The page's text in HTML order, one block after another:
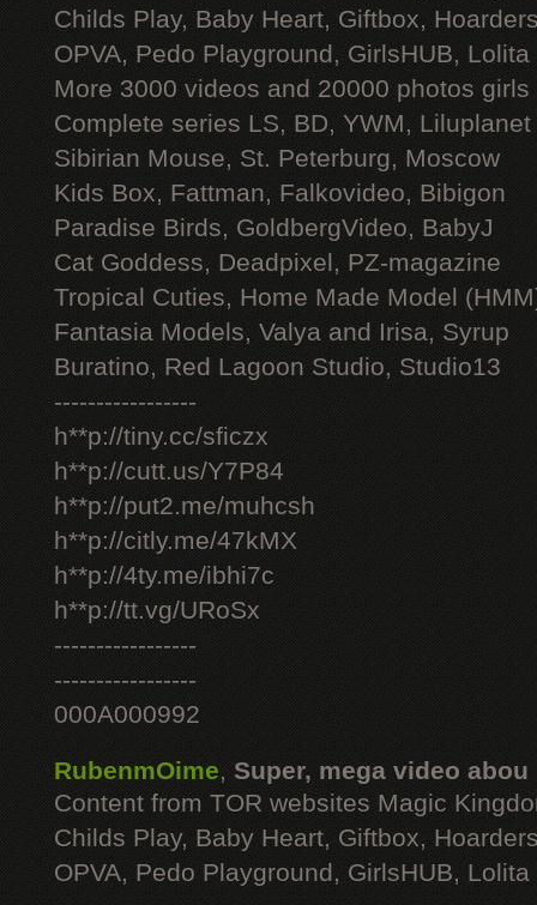
Childs Play, Baby Heart, Giftbox,
OPVA, Pedo Playground, GirlsHUB, Lolita
More 3000 videos and 20000 photos
Complete series LS, BD, YWM, Liluplanet
Sibirian Mouse, St. Peterburg, Moscow
Kids Box, Fattman, Falkovideo, Bibigon
Paradise Birds, GoldbergVideo, BabyJ
Cat Goddess, Deadpixel, PZ-magazine
Tropical Cuties, Home Made Model
Fantasia Models, Valya and Irisa, Syrup
Buratino, Red Lagoon Studio, Studio13
-----------------
h**p://tiny.cc/sficzx
h**p://cutt.us/Y7P84
h**p://put2.me/muhcsh
h**p://citly.me/47kMX
h**p://4ty.me/ibhi7c
h**p://tt.vg/URoSx
-----------------
-----------------
000A000992
RubenmOime, Super, mega video abou
Content from TOR websites Magic
Childs Play, Baby Heart, Giftbox,
OPVA, Pedo Playground, GirlsHUB, Lolita